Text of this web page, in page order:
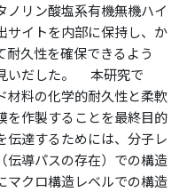
ノリン酸塩系有機無機ハイ
サイトを内部に保持し、か
耐久性を確保できるよう
いだした。 本研究で
材料の化学的耐久性と柔軟
を作製することを最終目的
伝達するためには、分子レ
伝導パスの存在）での構造
マクロ構造レベルでの構造